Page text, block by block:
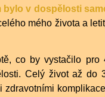
v dospělosti
mého života a
co by vystačilo pro
Celý život až do